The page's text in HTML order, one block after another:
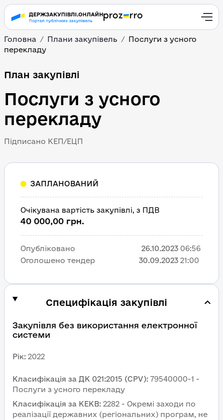
Головна Плани закупівель
Послуги з усного
перекладу
План закупівлі
Послуги з усного
перекладу
Підписано КЕП/ЕЦП
Специфікація закупівлі
Закупівля без використання електронної
системи
Рік: 2022
Класифікація за ДК 021:2015 (CPV): 79540000-1 -
Послуги з усного перекладу
Класифікація за КЕКВ: 2282 - Окремі заходи по
реалізації державних (регіональних) програм, не
ЗАПЛАНОВАНИЙ
Очікувана вартість закупівлі, з ПДВ
40 000,00 грн.
Опубліковано 26.10.2023 06:56
Оголошено тендер
30.09.2023 21:00